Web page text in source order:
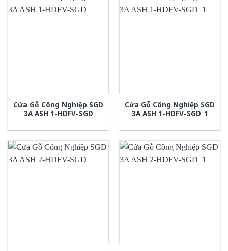
Cửa Gỗ Công Nghiệp SGD
3A ASH 1-HDFV-SGD
Cửa Gỗ Công Nghiệp SGD
3A ASH 1-HDFV-SGD_1